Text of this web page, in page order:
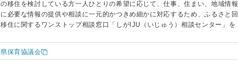
移住を検討している方一人ひとりの希望に応じて、仕事、住まい、地域情報
必要な情報の提供や相談に一元的かつきめ細かに対応するため、ふるさと回
住に関するワンストップ相談窓口「しがIJU（いじゅう）相談センター」を
保育協議会